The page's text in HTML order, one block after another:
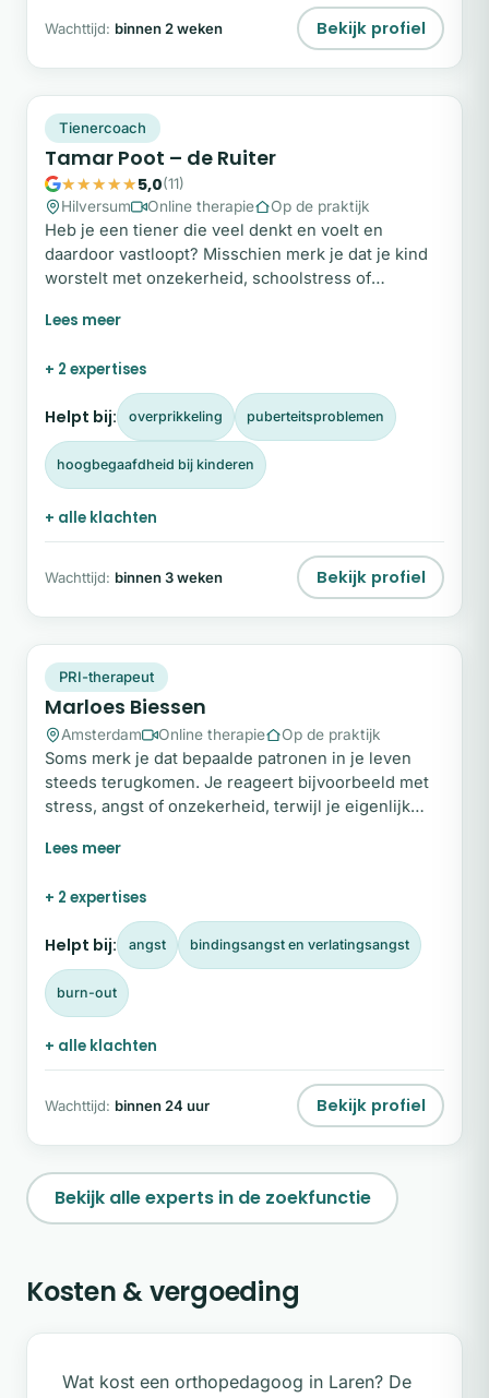
Wachttijd: binnen 2 weken Bekijk profiel
Plek beschikbaar
Tienercoach
Tamar Poot – de Ruiter
5,0(11)
Hilversum
Online therapie Op de praktijk
Heb je een tiener die veel denkt en voelt en
daardoor vastloopt? Misschien merk je dat je kind
worstelt met onzekerheid, schoolstress of
altijd hoe. Dat is heel begrijpelijk. Als tienercoach
te krijgen op hun gedachten en gevoelens. Met
praktische technieken werken we aan zelfinzicht,
zelfvertrouwen en emotionele vaardigheden.
+ 2 expertises
Helpt bij: overprikkeling puberteitsproblemen
hoogbegaafdheid bij kinderen
+ alle klachten
Wachttijd: binnen 3 weken Bekijk profiel
Snel beschikbaar
PRI-therapeut
Marloes Biessen
Amsterdam Online therapie Op de praktijk
Soms merk je dat bepaalde patronen in je leven
steeds terugkomen. Je reageert bijvoorbeeld met
stress, angst of onzekerheid, terwijl je eigenlijk
inzicht te krijgen in de diepere oorzaak van deze
begeleid ik mensen die verlangen naar
persoonlijke groei of die last hebben van klachten
zoals stress, angst, depressie of trauma.
+ 2 expertises
Helpt bij: angst bindingsangst en verlatingsangst
burn-out
+ alle klachten
Wachttijd: binnen 24 uur Bekijk profiel
Bekijk alle experts in de zoekfunctie
Kosten & vergoeding
Wat kost een orthopedagoog in Laren? De